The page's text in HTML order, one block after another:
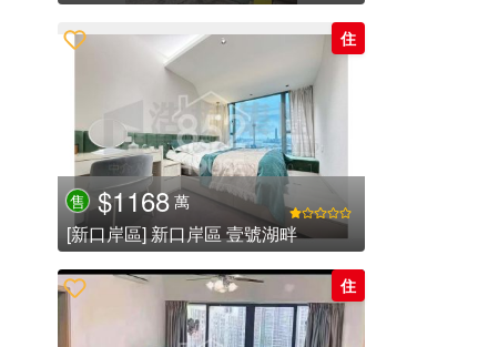
住
售 $1168 萬
[新口岸區] 新口岸區 壹號湖畔
住